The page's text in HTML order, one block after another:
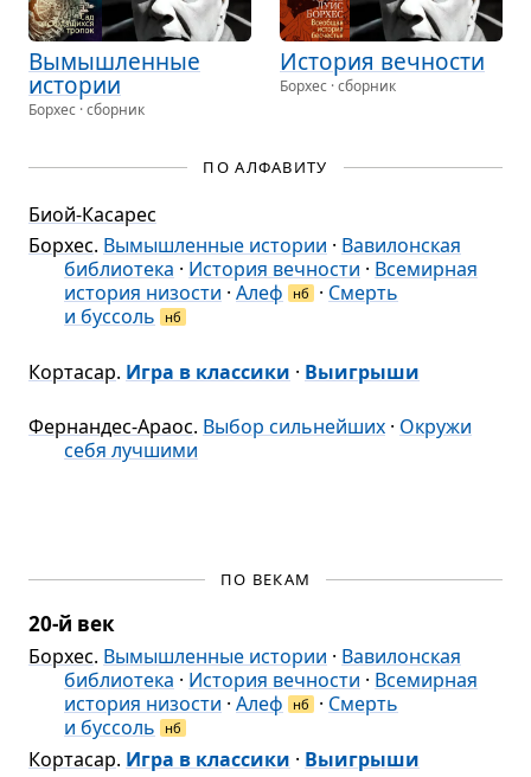
Вымыш­лен­ные
исто­рии
Борхес · сборник
Исто­рия веч­но­сти
Борхес · сборник
ПО АЛФАВИТУ
Биой-Касарес
Борхес. Вымышленные истории · Вавилонская
библиотека · История вечности · Всемирная
история низости · Алеф нб · Смерть
и буссоль
нб
Кортасар. Игра в классики · Выигрыши
Фернандес-Араос. Выбор сильнейших · Окружи
себя лучшими
ПО ВЕКАМ
20-й век
Борхес. Вымышленные истории · Вавилонская
библиотека · История вечности · Всемирная
история низости · Алеф нб · Смерть
и буссоль
нб
Кортасар. Игра в классики · Выигрыши